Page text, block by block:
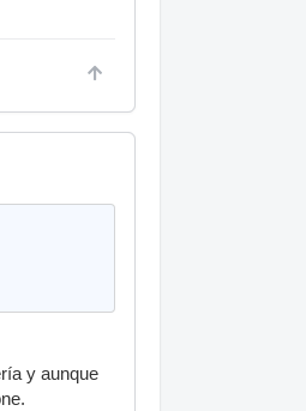
y aunque